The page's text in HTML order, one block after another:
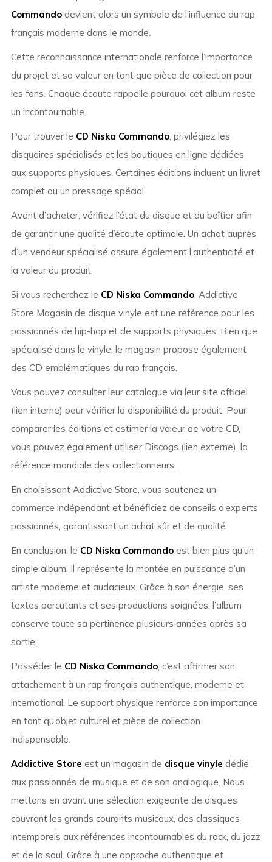
Commandodevient alors un symbole de l’influence du rap
français moderne dans le monde.
Cette reconnaissance internationale renforce l’importance
du projet et sa valeur en tant que pièce de collection pour
les fans. Chaque écoute rappelle pourquoi cet album reste
un incontournable.
Pour trouver le CD Niska Commando, privilégiez les
disquaires spécialisés et les boutiques en ligne dédiées
aux supports physiques. Certaines éditions incluent un livret
complet ou un pressage spécial.
Avant d’acheter, vérifiez l’état du disque et du boîtier afin
de garantir une qualité d’écoute optimale. Un achat auprès
d’un vendeur spécialisé assure également l’authenticité et
la valeur du produit.
Si vous recherchez le CD Niska Commando, Addictive
Store Magasin de disque vinyle est une référence pour les
passionnés de hip-hop et de supports physiques. Bien que
spécialisé dans le vinyle, le magasin propose également
des CD emblématiques du rap français.
Vous pouvez consulter leur catalogue via leur site officiel
(lien interne) pour vérifier la disponibilité du produit. Pour
comparer les éditions et estimer la valeur de votre CD,
vous pouvez également utiliser Discogs (lien externe), la
référence mondiale des collectionneurs.
En choisissant Addictive Store, vous soutenez un
commerce indépendant et bénéficiez de conseils d’experts
passionnés, garantissant un achat sûr et de qualité.
En conclusion, le CD Niska Commandoest bien plus qu’un
simple album. Il représente la montée en puissance d’un
artiste moderne et audacieux. Grâce à son énergie, ses
textes percutants et ses productions soignées, l’album
conserve toute sa pertinence plusieurs années après sa
sortie.
Posséder le CD Niska Commando, c’est affirmer son
attachement à un rap français authentique, moderne et
international. Le support physique renforce son importance
en tant qu’objet culturel et pièce de collection
indispensable.
Addictive Store est un magasin de disque vinyle dédié
aux passionnés de musique et de son analogique. Nous
mettons en avant une sélection exigeante de disques
couvrant les grands courants musicaux, des classiques
intemporels aux références incontournables du rock, du jazz
et de la soul. Grâce à une approche authentique et